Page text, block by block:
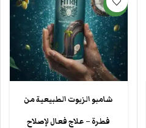
جديد
شامبو الزيوت الطبيعية من
فطرة – علاج فعال لإصلاح